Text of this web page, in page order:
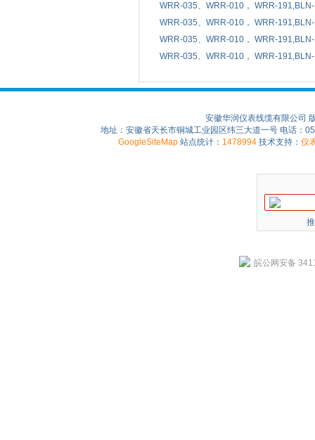
WRR-035、WRR-010， WRR-
WRR-035、WRR-010， WRR-
WRR-035、WRR-010， WRR-
WRR-035、WRR-010， WRR-
安徽华润仪表线缆有限公司
地址：安徽省天长市铜城工业园区纬三大道一号 电话：
GoogleSiteMap 站点统计： 1478994 技术支持： 仪
皖公网安备